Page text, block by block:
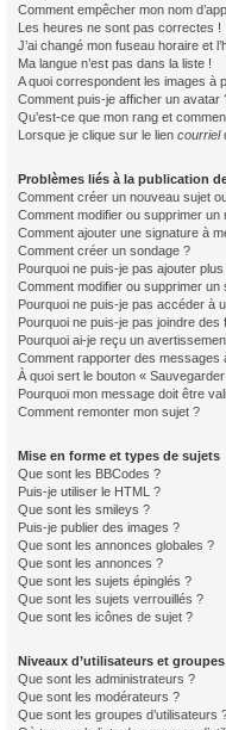
Comment empêcher mon nom
Les heures ne sont pas correctes !
J’ai changé mon fuseau horaire et
Ma langue n’est pas dans la liste !
A quoi correspondent les images à
Comment puis-je afficher un avatar
Qu’est-ce que mon rang et
Lorsque je clique sur le lien courriel
Problèmes liés à la publication
Comment créer un nouveau sujet
Comment modifier ou supprimer un
Comment ajouter une signature à
Comment créer un sondage ?
Pourquoi ne puis-je pas ajouter
Comment modifier ou supprimer un
Pourquoi ne puis-je pas accéder à
Pourquoi ne puis-je pas joindre
Pourquoi ai-je reçu un
Comment rapporter des messages
À quoi sert le bouton «
Pourquoi mon message doit être
Comment remonter mon sujet ?
Mise en forme et types de sujets
Que sont les BBCodes ?
Puis-je utiliser le HTML ?
Que sont les smileys ?
Puis-je publier des images ?
Que sont les annonces globales ?
Que sont les annonces ?
Que sont les sujets épinglés ?
Que sont les sujets verrouillés ?
Que sont les icônes de sujet ?
Niveaux d’utilisateurs et groupes
Que sont les administrateurs ?
Que sont les modérateurs ?
Que sont les groupes d’utilisateurs